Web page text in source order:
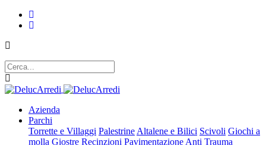
Azienda
Parchi
Torrette e Villaggi Palestrine Altalene e Bilici Scivoli Giochi a
molla Giostre Recinzioni Pavimentazione Anti Trauma